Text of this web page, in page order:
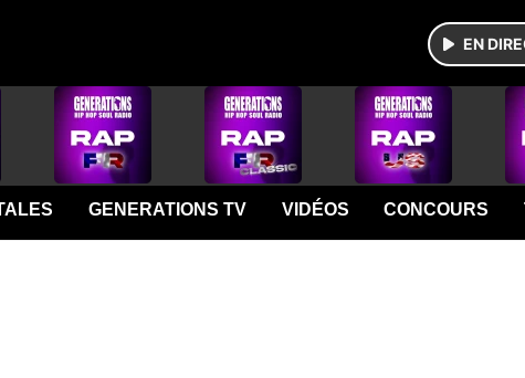
EN
GENERATIONS TV VIDÉOS CONCOURS